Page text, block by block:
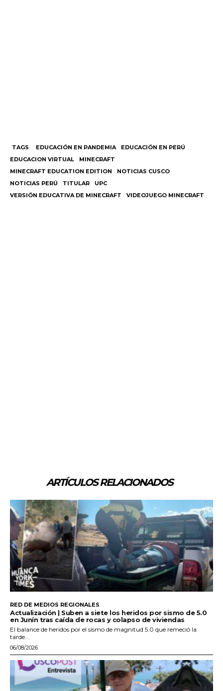
TAGS EDUCACIÓN EN PANDEMIA
EDUCACIÓN EN PERÚ
EDUCACION VIRTUAL
MINECRAFT
MINECRAFT EDUCATION EDITION
NOTICIAS CUSCO
NOTICIAS PERÚ
TITULAR
UPC
VERSIÓN EDUCATIVA DE MINECRAFT
VIDEOJUEGO MINECRAFT
ARTÍCULOS RELACIONADOS
RED DE MEDIOS REGIONALES
Actualización | Suben a siete los heridos por sismo de 5.0
en Junín tras caída de rocas y colapso de viviendas
El balance de heridos por el sismo de magnitud 5.0 que remeció la
tarde...
06/08/2026